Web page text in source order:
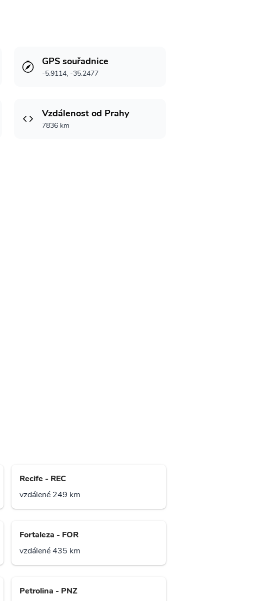
GPS souřadnice
-5.9114, -35.2477
Vzdálenost od Prahy
7836 km
Recife - REC
vzdálené 249 km
Fortaleza - FOR
vzdálené 435 km
Petrolina - PNZ